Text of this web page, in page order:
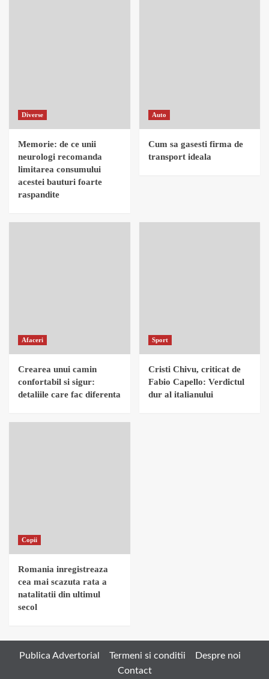
Diverse
Memorie: de ce unii
neurologi recomanda
limitarea consumului
acestei bauturi foarte
raspandite
Auto
Cum sa gasesti firma de
transport ideala
Afaceri
Crearea unui camin
confortabil si sigur:
detaliile care fac diferenta
Sport
Cristi Chivu, criticat de
Fabio Capello: Verdictul
dur al italianului
Copii
Romania inregistreaza
cea mai scazuta rata a
natalitatii din ultimul
secol
Publica Advertorial Termeni si conditii
Despre noi
Contact